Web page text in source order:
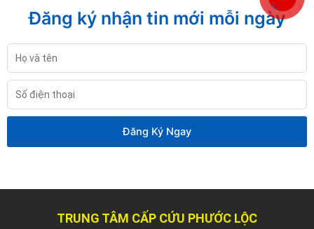
Đăng ký nhận tin mới mỗi ngày
Họ
và
tênSố
điện
thoại
Đăng Ký Ngay
TRUNG TÂM CẤP CỨU PHƯỚC LỘC